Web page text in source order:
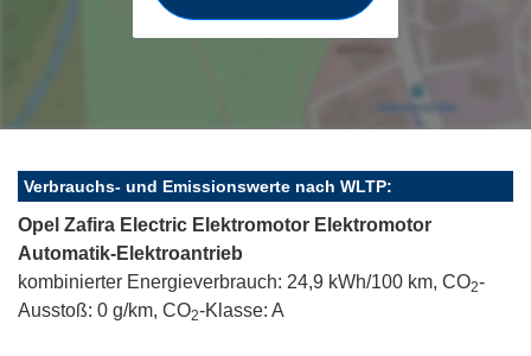
Verbrauchs- und Emissionswerte nach WLTP:
Opel Zafira Electric Elektromotor Elektromotor
Automatik-Elektroantrieb
kombinierter Energieverbrauch: 24,9 kWh/100 km, CO2-
Ausstoß: 0 g/km, CO2-Klasse: A